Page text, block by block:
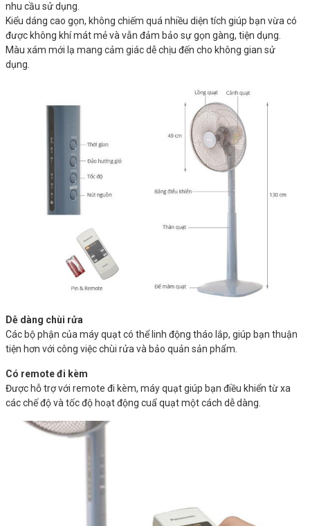
nhu cầu sử dụng.
Kiểu dáng cao gọn, không chiếm quá nhiều diện tích giúp bạn vừa có
được không khí mát mẻ và vẫn đảm bảo sự gọn gàng, tiện dụng.
Màu xám mới lạ mang cảm giác dễ chịu đến cho không gian sử
dụng.
Dễ dàng chùi rửa
Các bộ phận của máy quạt có thể linh động tháo lắp, giúp bạn thuận
tiện hơn với công việc chùi rửa và bảo quản sản phẩm.
Có remote đi kèm
Được hỗ trợ với remote đi kèm, máy quạt giúp bạn điều khiển từ xa
các chế độ và tốc độ hoạt động cuẩ quạt một cách dễ dàng.